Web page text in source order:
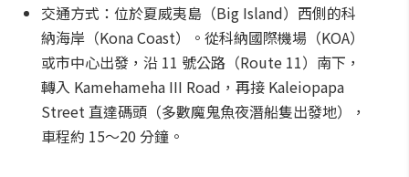
交通方式：位於夏威夷島（Big Island）西側的科
納海岸（Kona Coast）。從科納國際機場（KOA）
或市中心出發，沿 11 號公路（Route 11）南下，
轉入 Kamehameha III Road，再接 Kaleiopapa
Street 直達碼頭（多數魔鬼魚夜潛船隻出發地），
車程約 15～20 分鐘。